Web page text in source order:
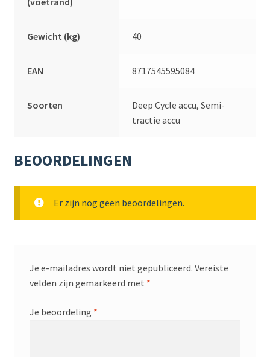
Gewicht (kg) 40
EAN 8717545595084
Soorten
Deep Cycle accu, Semi-
tractie accu
BEOORDELINGEN
Er zijn nog geen beoordelingen.
Je e-mailadres wordt niet gepubliceerd. Vereiste
velden zijn gemarkeerd met *
Je beoordeling *